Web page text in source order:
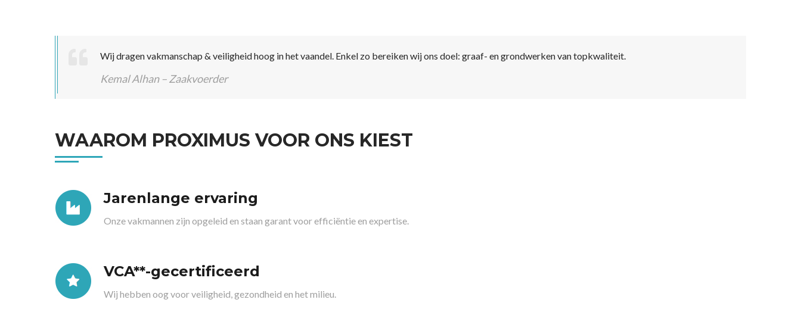
Wij dragen vakmanschap & veiligheid hoog in het vaandel. Enkel zo bereiken wij ons doel: graaf- en grondwerken van topkwaliteit.
Kemal Alhan – Zaakvoerder
WAAROM PROXIMUS VOOR ONS KIEST
Jarenlange ervaring
Onze vakmannen zijn opgeleid en staan garant voor efficiëntie en expertise.
VCA**-gecertificeerd
Wij hebben oog voor veiligheid, gezondheid en het milieu.